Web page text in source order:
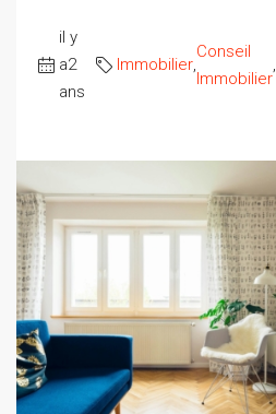
il y
a2
ans
Immobilier,
Conseil
Immobilier
,